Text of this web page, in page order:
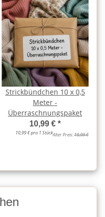
Strickbündchen 10 x 0,5
Meter -
Überraschnungspaket
10,99 € *
10,99 € pro 1 StückAlter Preis:19,99 €